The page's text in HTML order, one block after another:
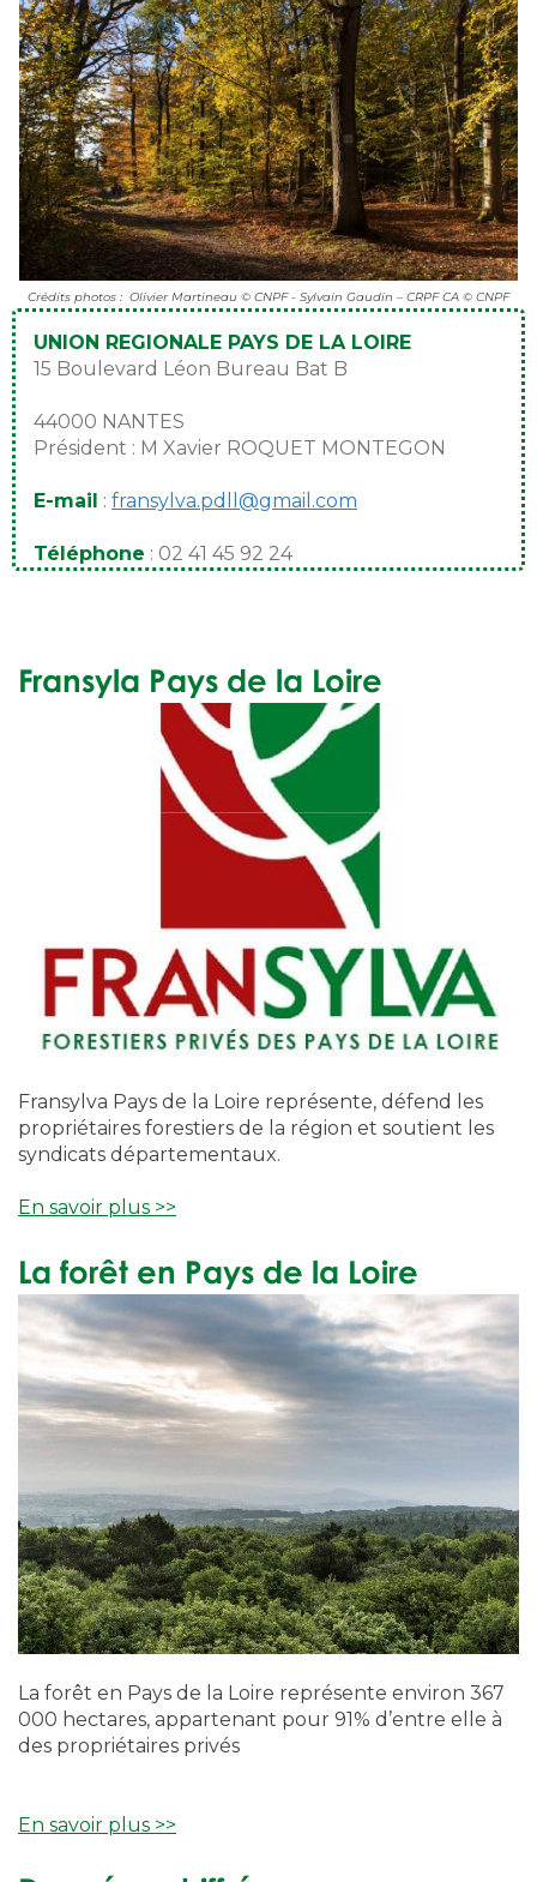
Crédits photos : Olivier Martineau © CNPF - Sylvain Gaudin – CRPF CA © CNPF
UNION REGIONALE PAYS DE LA LOIRE
15 Boulevard Léon Bureau Bat B
44000 NANTES
Président : M Xavier ROQUET MONTEGON
E-mail : fransylva.pdll@gmail.com
Téléphone : 02 41 45 92 24
Fransyla Pays de la Loire
Fransylva Pays de la Loire représente, défend les
propriétaires forestiers de la région et soutient les
syndicats départementaux.
En savoir plus >>
La forêt en Pays de la Loire
La forêt en Pays de la Loire représente environ 367
000 hectares, appartenant pour 91% d’entre elle à
des propriétaires privés
En savoir plus >>